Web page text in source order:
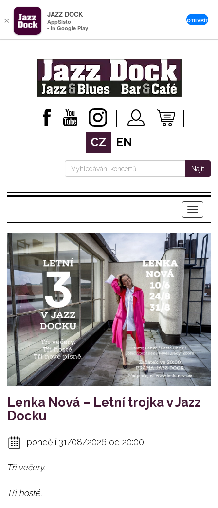
CZ EN
Najít
Menu
Lenka Nová – Letní trojka v Jazz
Docku
pondělí 31/08/2026 od 20:00
Tři večery.
Tři hosté.
×
JAZZ DOCK
AppSisto
- In Google Play
OTEVŘÍT